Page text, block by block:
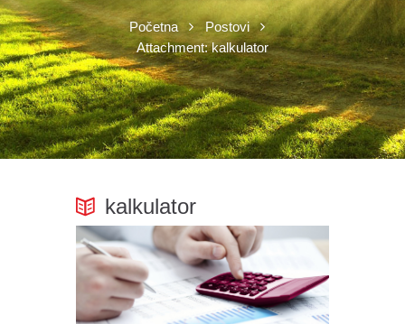
Početna
Postovi
Attachment: kalkulator
kalkulator